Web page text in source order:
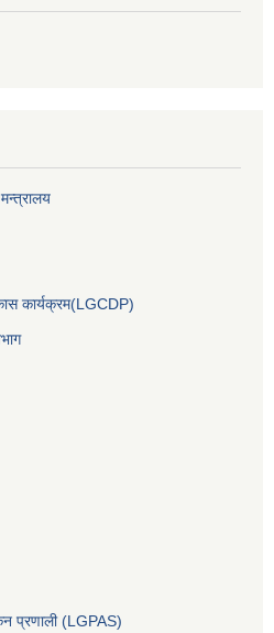
कार्यक्रम(LGCDP)
प्रणाली (LGPAS)